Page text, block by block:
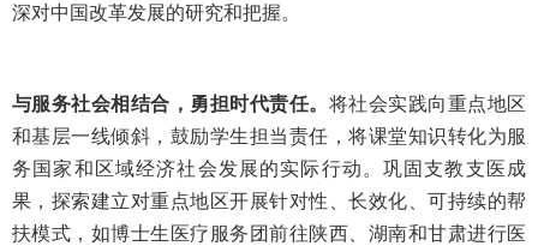
深对中国改革发展的研究和把握。
与服务社会相结合，勇担时代责任。 将社会实践向重点地区
和基层一线倾斜，鼓励学生担当责任，将课堂知识转化为服
务国家和区域经济社会发展的实际行动。巩固支教支医成
果，探索建立对重点地区开展针对性、长效化、可持续的帮
扶模式，如博士生医疗服务团前往陕西、湖南和甘肃进行医